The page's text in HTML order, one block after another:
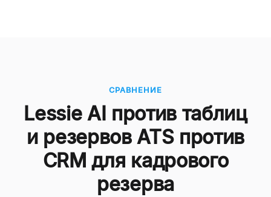
СРАВНЕНИЕ
Lessie AI против таблиц
и резервов ATS против
CRM для кадрового
резерва